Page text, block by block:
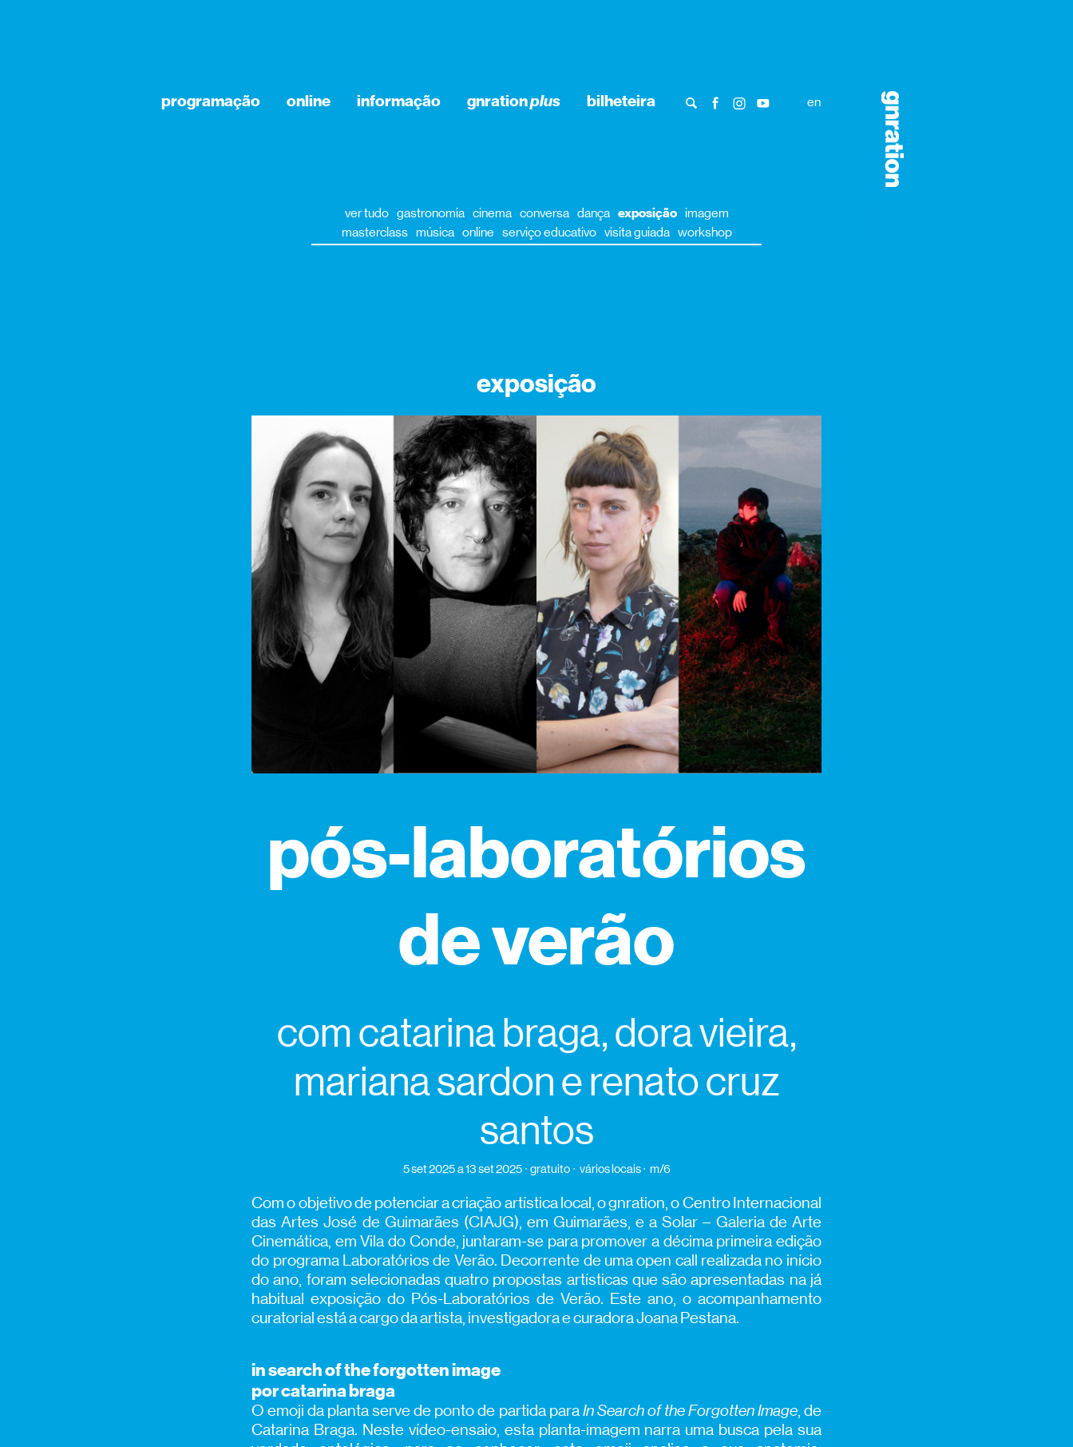
programação online informação gnrationplus bilheteira en
ver tudo gastronomia cinema conversa dança exposição imagem
masterclass música online serviço educativo visita guiada workshop
exposição
pós-laboratórios
de verão
com catarina braga, dora vieira,
mariana sardon e renato cruz
santos
5 set 2025 a 13 set 2025 gratuito vários locais m/6
Com o objetivo de potenciar a criação artística local, o gnration, o Centro Internacional
das Artes José de Guimarães (CIAJG), em Guimarães, e a Solar – Galeria de Arte
Cinemática, em Vila do Conde, juntaram-se para promover a décima primeira edição
do programa Laboratórios de Verão. Decorrente de uma open call realizada no início
do ano, foram selecionadas quatro propostas artísticas que são apresentadas na já
habitual exposição do Pós-Laboratórios de Verão. Este ano, o acompanhamento
curatorial está a cargo da artista, investigadora e curadora Joana Pestana.
in search of the forgotten image
por catarina braga
O emoji da planta serve de ponto de partida paraIn Search of the Forgotten Image, de
Catarina Braga. Neste vídeo-ensaio, esta planta-imagem narra uma busca pela sua